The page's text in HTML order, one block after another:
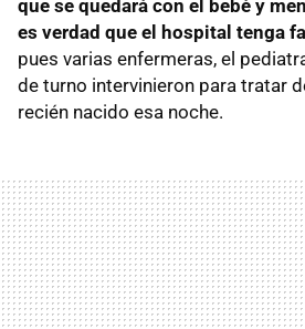
que se quedará con el bebé y
es verdad que el hospital tenga
pues varias enfermeras, el
de turno intervinieron para tratar
recién nacido esa noche.